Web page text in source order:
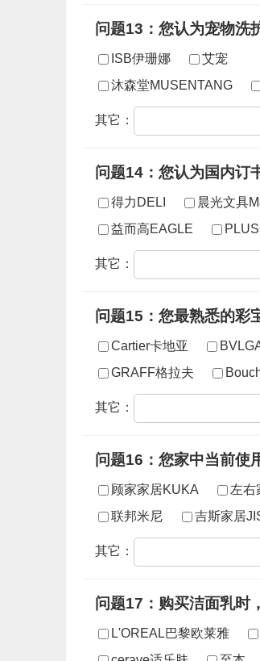
问题13：您认为宠物洗
ISB伊珊娜 艾宠
沐森堂MUSENTANG
其它：
问题14：您认为国内订
得力DELI 晨光文具
益而高EAGLE
其它：
问题15：您最熟悉的彩
Cartier卡地亚
GRAFF格拉夫
其它：
问题16：您家中当前使
顾家家居KUKA 左右
联邦米尼
吉斯家居
其它：
问题17：购买洁面乳时
L'OREAL巴黎欧莱雅